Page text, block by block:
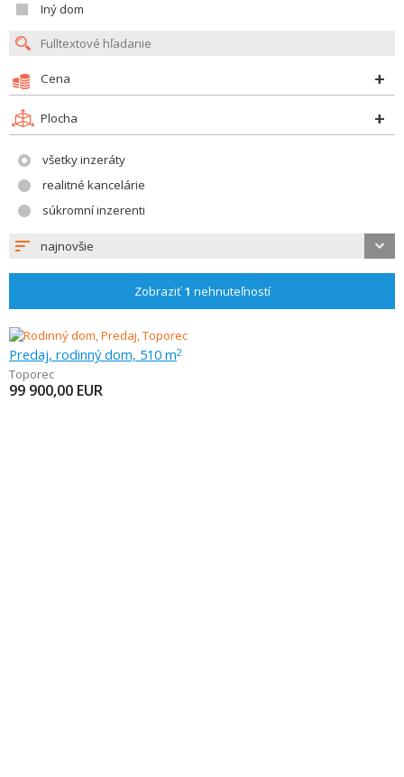
Iný dom
Cena
Plocha
všetky inzeráty
realitné kancelárie
súkromní inzerenti
najnovšie
Zobraziť1 nehnuteľností
Predaj, rodinný dom, 510 m2
Toporec
99 900,00 EUR